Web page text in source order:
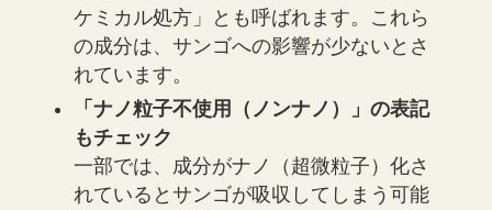
ケミカル処方」とも呼ばれます。これら
の成分は、サンゴへの影響が少ないとさ
れています。
「ナノ粒子不使用（ノンナノ）」の表記
もチェック
一部では、成分がナノ（超微粒子）化さ
れているとサンゴが吸収してしまう可能